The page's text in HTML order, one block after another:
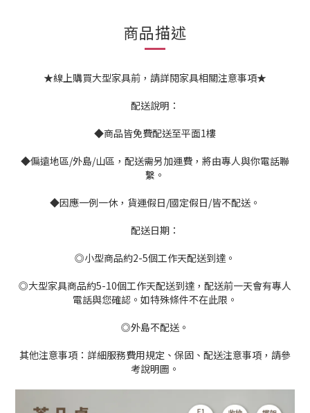
商品描述
★線上購買大型家具前，請詳閱家具相關注意事項★
配送說明：
◆商品皆免費配送至平面1樓
◆偏遠地區/外島/山區，配送需另加運費，將由專人與你電話聯
繫。
◆因應一例一休，貨運假日/國定假日/皆不配送。
配送日期：
◎小型商品約2-5個工作天配送到達。
◎大型家具商品約5-10個工作天配送到達，配送前一天會有專人
電話與您確認。如特殊條件不在此限。
◎外島不配送。
其他注意事項：詳細服務費用規定、保固、配送注意事項，請參
考說明圖。